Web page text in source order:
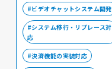
ビデオチャットシステム開発
システム移行・リプレース対
応
決済機能の実装対応